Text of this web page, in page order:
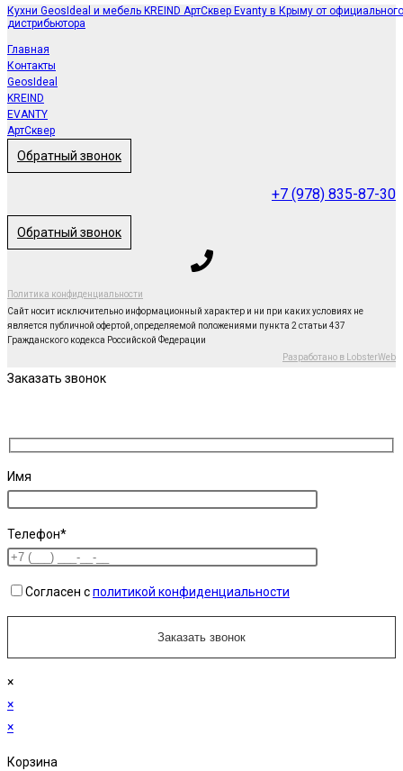
Кухни GeosIdeal и мебель KREIND АртСквер Evanty в Крыму от официального
дистрибьютора
Главная
Контакты
GeosIdeal
KREIND
EVANTY
АртСквер
Обратный звонок
+7 (978) 835-87-30
Обратный звонок
Политика конфиденциальности
Сайт носит исключительно информационный характер и ни при каких условиях не
является публичной офертой, определяемой положениями пункта 2 статьи 437
Гражданского кодекса Российской Федерации
Разработано в LobsterWeb
Заказать звонок
Имя
Телефон*
Согласен сполитикой конфиденциальности
×
×
×
Корзина